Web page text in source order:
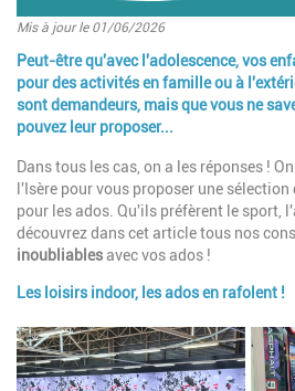
Mis à jour le 01/06/2026
Introduction
Peut-être qu'avec l'adolescence, vos
pour desactivités en famille ou à
sont demandeurs, mais que vous ne
pouvez leur proposer...
Dans tous les cas, on a les réponses !
l'Isère pour vous proposer une
pour les ados. Qu'ils préfèrent le sport,
découvrez dans cet article tous nos
inoubliablesavec vos ados !
Paragraphes
Les loisirs indoor, les ados en rafolent !
Image